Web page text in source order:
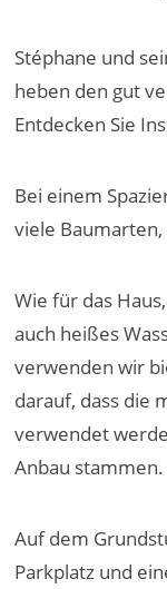
Stéphane und
heben den gut
Entdecken Sie
Bei einem
viele
Wie für das
auch heißes
verwenden wir
darauf, dass die
verwendet
Anbau stammen.
Auf dem
Parkplatz und